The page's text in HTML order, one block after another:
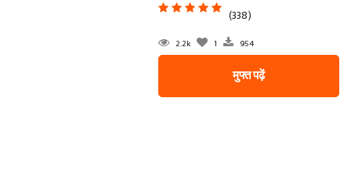
(338)
2.2k 1 954
मुफ्त पढ़ें